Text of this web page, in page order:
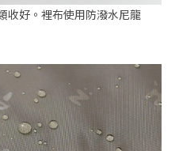
收好。裡布使用防潑水尼龍